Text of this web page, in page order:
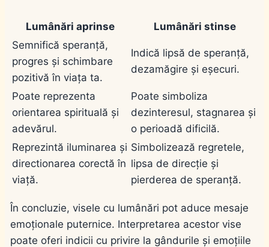
Lumânări aprinse
Lumânări stinse
Semnifică speranță,
progres și schimbare
pozitivă în viața ta.
Indică lipsă de speranță,
dezamăgire și eșecuri.
Poate reprezenta
orientarea spirituală și
adevărul.
Poate simboliza
dezinteresul, stagnarea și
o perioadă dificilă.
Reprezintă iluminarea și
directionarea corectă în
viață.
Simbolizează regretele,
lipsa de direcție și
pierderea de speranță.
În concluzie, visele cu lumânări pot aduce mesaje
emoționale puternice. Interpretarea acestor vise
poate oferi indicii cu privire la gândurile și emoțiile